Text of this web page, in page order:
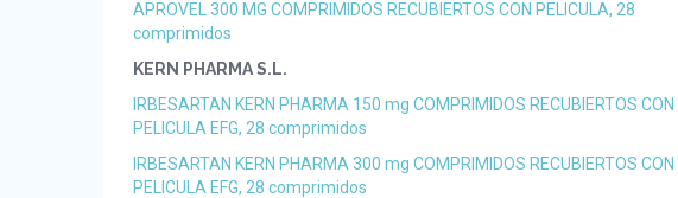
APROVEL 300 MG COMPRIMIDOS RECUBIERTOS CON PELICULA, 28
comprimidos
KERN PHARMA S.L.
IRBESARTAN KERN PHARMA 150 mg COMPRIMIDOS RECUBIERTOS CON
PELICULA EFG, 28 comprimidos
IRBESARTAN KERN PHARMA 300 mg COMPRIMIDOS RECUBIERTOS CON
PELICULA EFG, 28 comprimidos